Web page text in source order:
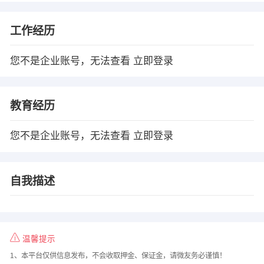
工作经历
您不是企业账号，无法查看 立即登录
教育经历
您不是企业账号，无法查看 立即登录
自我描述
温馨提示
1、本平台仅供信息发布，不会收取押金、保证金，请微友务必谨慎！